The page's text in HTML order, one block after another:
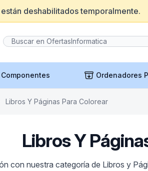
deshabilitados temporalmente.
Componentes Ordenadores
Libros Y Páginas Para Colorear
Libros Y
con nuestra categoría de Libros y